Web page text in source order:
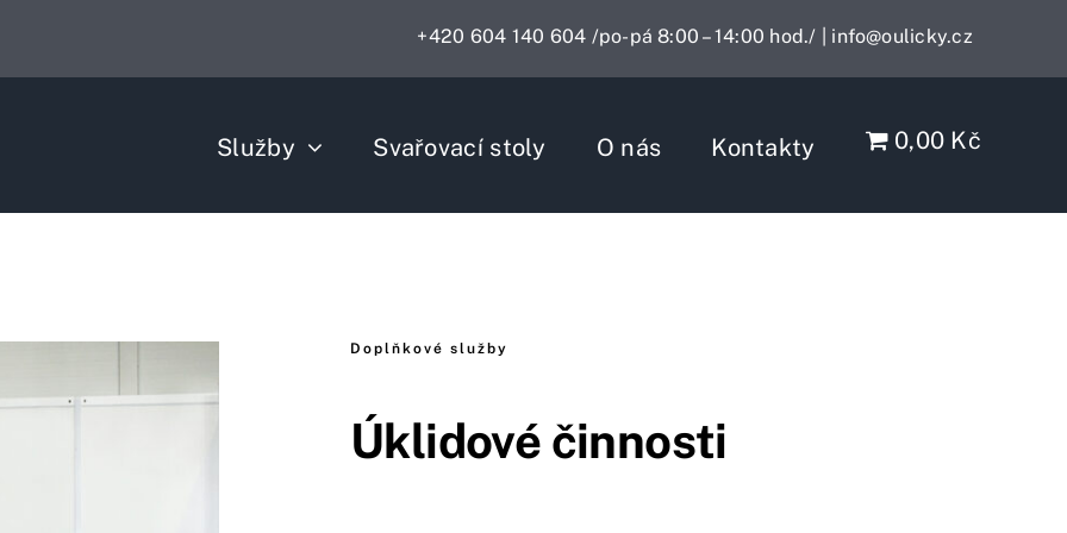
+420 604 140 604 /po-pá 8:00 – 14:00 hod./ | info@oulicky.cz
Služby Svařovací stoly O nás Kontakty 0,00 Kč
Doplňkové služby
Úklidové činnosti